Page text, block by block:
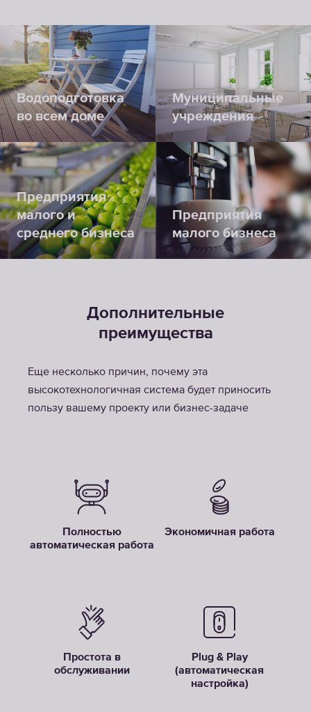
Водоподготовка
во всем доме
Муниципальные
учреждения
Предприятия
малого и
среднего бизнеса
Предприятия
малого бизнеса
Дополнительные
преимущества
Еще несколько причин, почему эта
высокотехнологичная система будет приносить
пользу вашему проекту или бизнес-задаче
Полностью
автоматическая работа
Экономичная работа
Простота в
обслуживании
Plug & Play
(автоматическая
настройка)